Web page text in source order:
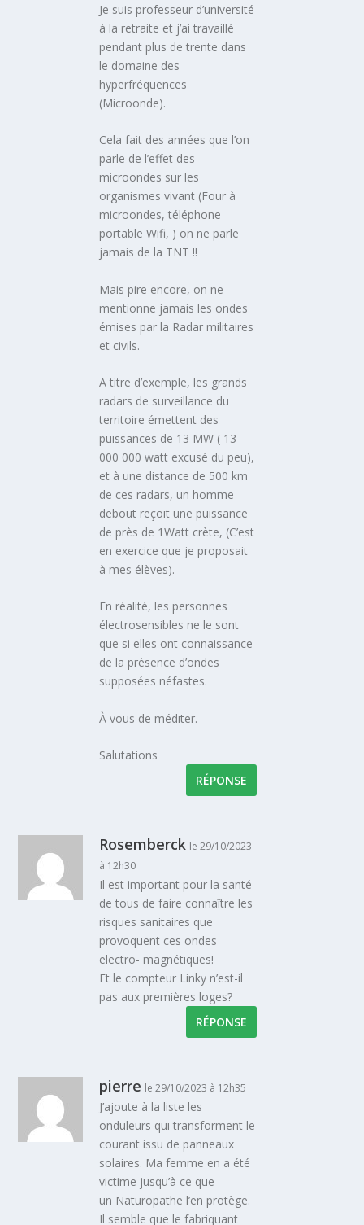
Je suis professeur d’université
à la retraite et j’ai travaillé
pendant plus de trente dans
le domaine des
hyperfréquences
(Microonde).
Cela fait des années que l’on
parle de l’effet des
microondes sur les
organismes vivant (Four à
microondes, téléphone
portable Wifi, ) on ne parle
jamais de la TNT !!
Mais pire encore, on ne
mentionne jamais les ondes
émises par la Radar militaires
et civils.
A titre d’exemple, les grands
radars de surveillance du
territoire émettent des
puissances de 13 MW ( 13
000 000 watt excusé du peu),
et à une distance de 500 km
de ces radars, un homme
debout reçoit une puissance
de près de 1Watt crète, (C’est
en exercice que je proposait
à mes élèves).
En réalité, les personnes
électrosensibles ne le sont
que si elles ont connaissance
de la présence d’ondes
supposées néfastes.
À vous de méditer.
Salutations
RÉPONSE
Rosemberck le 29/10/2023
à 12h30
Il est important pour la santé
de tous de faire connaître les
risques sanitaires que
provoquent ces ondes
electro- magnétiques!
Et le compteur Linky n’est-il
pas aux premières loges?
RÉPONSE
pierre le 29/10/2023 à 12h35
J’ajoute à la liste les
onduleurs qui transforment le
courant issu de panneaux
solaires. Ma femme en a été
victime jusqu’à ce que
un Naturopathe l’en protège.
Il semble que le fabriquant